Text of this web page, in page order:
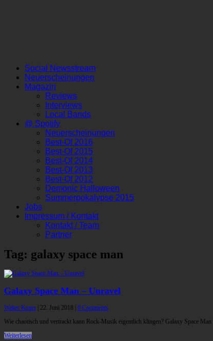
Social Newsstream
Neuerscheinungen
Magazin
Reviews
Interviews
Local Bands
@ Spotify
Neuerscheinungen
Best-Of 2016
Best-Of 2015
Best-Of 2014
Best-Of 2013
Best-Of 2012
Demonic Halloween
Summerpokalypse 2015
Jobs
Impressum / Kontakt
Kontakt / Team
Partner
Tag: galaxy space man
Galaxy Space Man – Unravel
Walter Kraus 22. Juni 2018 0 Comments
Wie chaotisch und vertrackt kann Rock-Musik eigentlich klingen? Galaxy Space
Weiterlesen